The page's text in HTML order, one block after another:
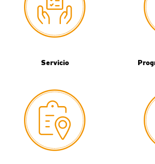
Servicio